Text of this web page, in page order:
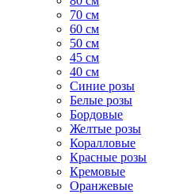
70 см
60 см
50 см
45 см
40 см
Cиние розы
Белые розы
Бордовые
Желтые розы
Коралловые
Красные розы
Кремовые
Оранжевые